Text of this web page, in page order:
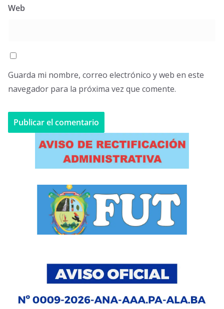
Web
Guarda mi nombre, correo electrónico y web en este
navegador para la próxima vez que comente.